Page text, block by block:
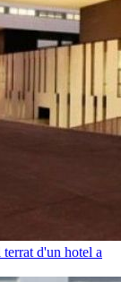
d'un hotel a